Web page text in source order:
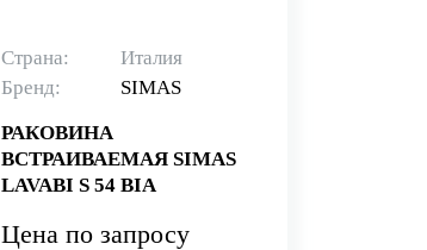
Страна:
Италия
Бренд:
SIMAS
РАКОВИНА
ВСТРАИВАЕМАЯ SIMAS
LAVABI S 54 BIA
Цена по запросу